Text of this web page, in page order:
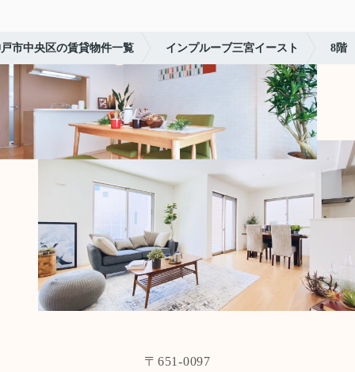
市中央区の賃貸物件一覧 インプルーブ三宮イースト 8階
〒651-0097